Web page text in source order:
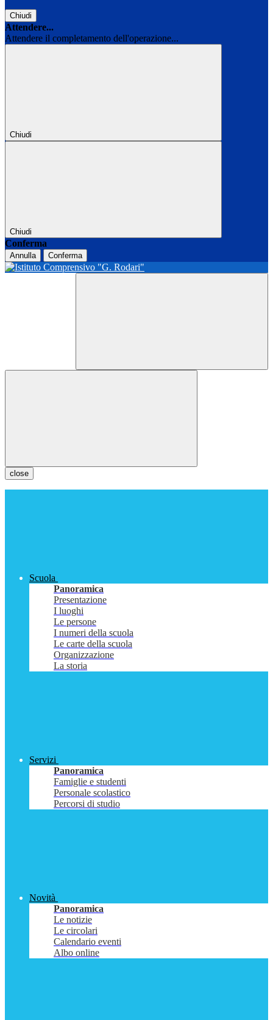
Chiudi
Attendere...
Attendere il completamento dell'operazione...
Chiudi
Chiudi
Conferma
Annulla Conferma
close
Scuola
Panoramica
Presentazione
I luoghi
Le persone
I numeri della scuola
Le carte della scuola
Organizzazione
La storia
Servizi
Panoramica
Famiglie e studenti
Personale scolastico
Percorsi di studio
Novità
Panoramica
Le notizie
Le circolari
Calendario eventi
Albo online